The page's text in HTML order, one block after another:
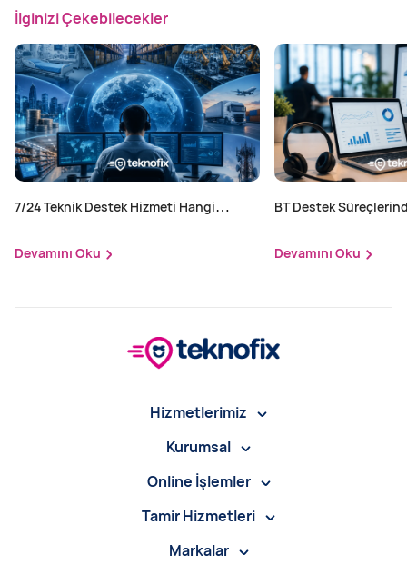
İlginizi Çekebilecekler
7/24 Teknik Destek Hizmeti Hangi
Devamını Oku
BT Destek
Devamını Oku
Hizmetlerimiz
Kurumsal
Online İşlemler
Tamir Hizmetleri
Markalar